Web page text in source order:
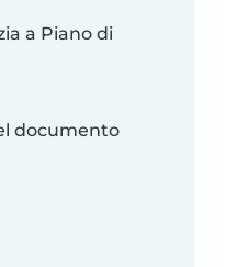
a Piano di
documento